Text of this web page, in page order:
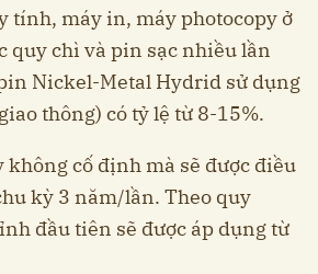
tính, máy in, máy photocopy ở
quy chì và pin sạc nhiều lần
Nickel-Metal Hydrid sử dụng
thông) có tỷ lệ từ 8-15%.
không cố định mà sẽ được điều
kỳ 3 năm/lần. Theo quy
đầu tiên sẽ được áp dụng từ